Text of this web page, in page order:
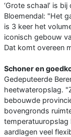
‘Grote schaal’ is
Bloemendal: "Het
is 3 keer het
iconisch gebouw
Dat komt overeen
Schoner en
Gedeputeerde
heetwateropslag.
bebouwde
bovengronds
temperatuuropslag
aardlagen veel